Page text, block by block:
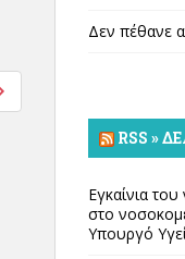
Δεν πέθανε
RSS »
Εγκαίνια
στο
Υπουργό